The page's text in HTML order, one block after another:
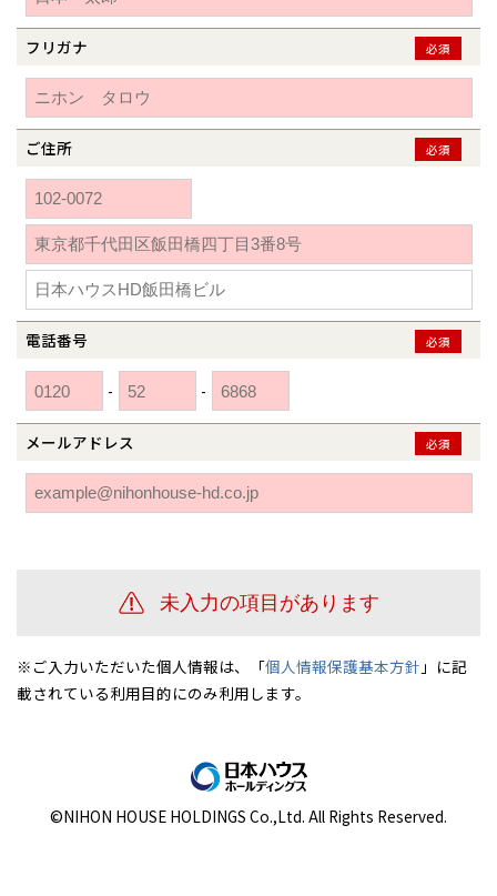
フリガナ 必須
ご住所 必須
電話番号 必須
- -
メールアドレス 必須
※ご入力いただいた個人情報は、「個人情報保護基本方針 」に記
載されている利用目的にのみ利用します。
©NIHON HOUSE HOLDINGS Co.,Ltd. All Rights Reserved.
道東
山形
宮城
福島
長野
富山
石川
福井
神奈川
埼玉
千葉
茨城
栃木
群馬
愛知
岐阜
静岡
三重
近畿
大阪
京都
兵庫
奈良
滋賀
中国・四国
岡山
香川
愛媛
鳥取
広島
山口
九州
福岡
佐賀
熊本
宮崎
鹿児島
分譲マンション
※現住所のある都道府県以外の建築予定地の方でも現住所の有るお近
くの展示場又は店舗にお問合せください。
応します。お気軽にご相談ください。
道東
釧路
山形県
宮城県
福島県
郡山
いわき
長野県
長野
富山県
石川県
福井県
神奈川県
横浜
相模
埼玉県
埼玉
千葉県
柏
茨城県
水戸
栃木県
宇都宮
群馬県
伊勢崎
愛知県
名古屋
岐阜県
静岡県
三重県
近畿
大阪府
大阪
京都府
京都
奈良県
奈良
中国・四国
岡山県
岡山
香川県
高松
愛媛県
松山
九州
福岡県
佐賀県
佐賀
熊本県
熊本
大分県
大分
宮崎県
宮崎
鹿児島県
鹿児島